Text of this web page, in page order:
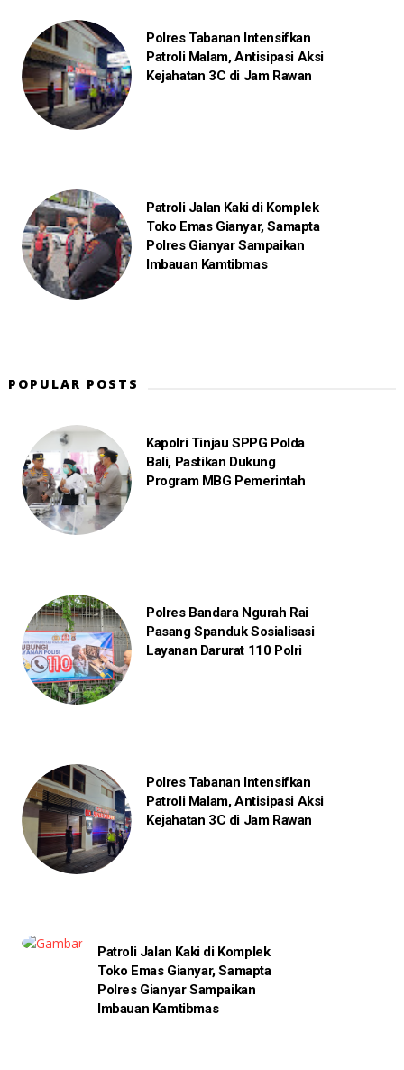
Polres Tabanan Intensifkan
Patroli Malam, Antisipasi Aksi
Kejahatan 3C di Jam Rawan
Patroli Jalan Kaki di Komplek
Toko Emas Gianyar, Samapta
Polres Gianyar Sampaikan
Imbauan Kamtibmas
POPULAR POSTS
Kapolri Tinjau SPPG Polda
Bali, Pastikan Dukung
Program MBG Pemerintah
Polres Bandara Ngurah Rai
Pasang Spanduk Sosialisasi
Layanan Darurat 110 Polri
Polres Tabanan Intensifkan
Patroli Malam, Antisipasi Aksi
Kejahatan 3C di Jam Rawan
Patroli Jalan Kaki di Komplek
Toko Emas Gianyar, Samapta
Polres Gianyar Sampaikan
Imbauan Kamtibmas